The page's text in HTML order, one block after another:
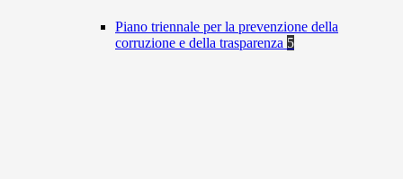
Piano triennale per la prevenzione della
corruzione e della trasparenza 5